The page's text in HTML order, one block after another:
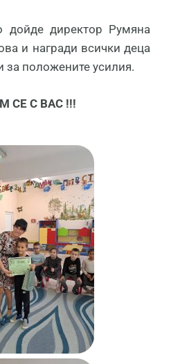
дойде директор Румяна
и награди всички деца
за положените усилия.
СЕ С ВАС !!!